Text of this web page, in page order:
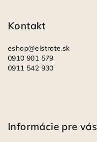
Kontakt
eshop@elstrote.sk
0910 901 579
0911 542 930
Informácie pre vás